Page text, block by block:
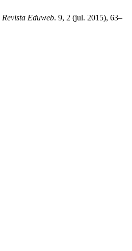
Revista Eduweb. 9, 2 (jul. 2015), 63–